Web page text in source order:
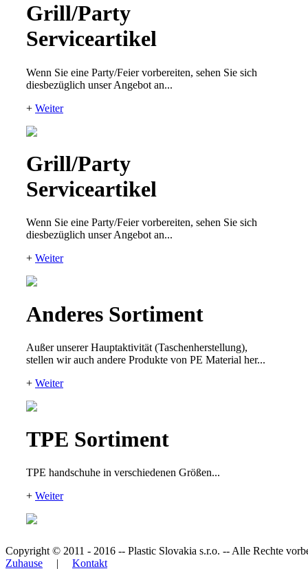
Grill/Party
Serviceartikel
Wenn Sie eine Party/Feier vorbereiten, sehen Sie sich
diesbezüglich unser Angebot an...
+ Weiter
Grill/Party
Serviceartikel
Wenn Sie eine Party/Feier vorbereiten, sehen Sie sich
diesbezüglich unser Angebot an...
+ Weiter
Anderes Sortiment
Außer unserer Hauptaktivität (Taschenherstellung),
stellen wir auch andere Produkte von PE Material her...
+ Weiter
TPE Sortiment
TPE handschuhe in verschiedenen Größen...
+ Weiter
Copyright © 2011 - 2016 -- Plastic Slovakia s.r.o. -- Alle Rechte
Zuhause | Kontakt